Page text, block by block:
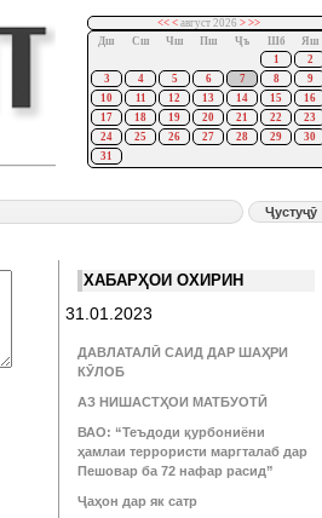
<< <август 2026 > >>
Дш
Сш Чш Пш Ҷъ Шб
Яш
1
2
3
4 5 6 7 8
9
10
11 12 13 14 15
16
17
18 19 20 21 22
23
24
25 26 27 28 29
30
31
ХАБАРҲОИ ОХИРИН
31.01.2023
ДАВЛАТАЛӢ САИД ДАР ШАҲРИ
КӮЛОБ
АЗ НИШАСТҲОИ МАТБУОТӢ
ВАО: “Теъдоди қурбониёни
ҳамлаи террористи маргталаб дар
Пешовар ба 72 нафар расид”
Ҷаҳон дар як сатр